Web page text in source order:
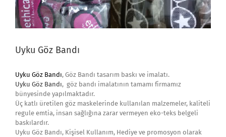
Uyku Göz Bandı
Uyku Göz Bandı, Göz Bandı tasarım baskı ve imalatı.
Uyku Göz Bandı, göz bandı imalatının tamamı firmamız
bünyesinde yapılmaktadır.
Üç katlı üretilen göz maskelerinde kullanılan malzemeler, kaliteli
regule emtia, insan sağlığına zarar vermeyen eko-teks belgeli
baskılardır.
Uyku Göz Bandı, Kişisel Kullanım, Hediye ve promosyon olarak